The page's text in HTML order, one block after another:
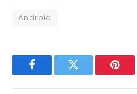
Android
FacebookTwitter